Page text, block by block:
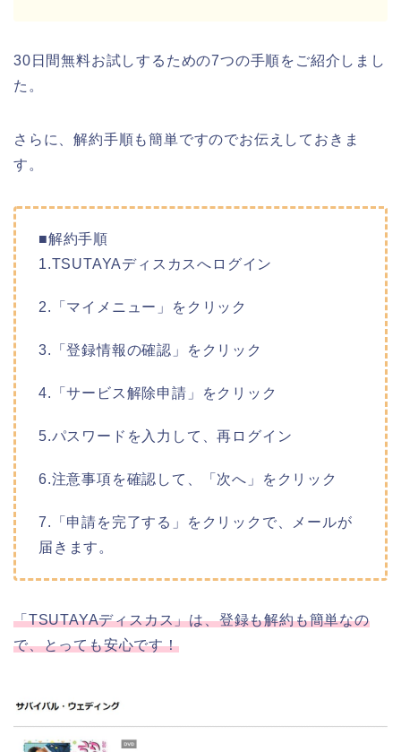
30日間無料お試しするための7つの手順をご紹介しまし
た。
さらに、解約手順も簡単ですのでお伝えしておきま
す。
■解約手順
1.TSUTAYAディスカスへログイン
2.「マイメニュー」をクリック
3.「登録情報の確認」をクリック
4.「サービス解除申請」をクリック
5.パスワードを入力して、再ログイン
6.注意事項を確認して、「次へ」をクリック
7.「申請を完了する」をクリックで、メールが
届きます。
「TSUTAYAディスカス」は、登録も解約も簡単なの
で、とっても安心です！